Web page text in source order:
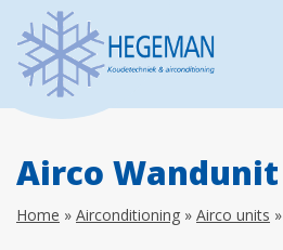
Airco Wandunit
Home » Airconditioning » Airco units »